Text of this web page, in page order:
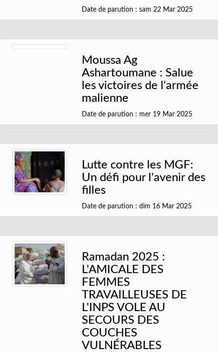
Date de parution : sam 22 Mar 2025
Moussa Ag
Ashartoumane : Salue
les victoires de l'armée
malienne
Date de parution : mer 19 Mar 2025
Lutte contre les MGF:
Un défi pour l'avenir des
filles
Date de parution : dim 16 Mar 2025
Ramadan 2025 :
L'AMICALE DES
FEMMES
TRAVAILLEUSES DE
L'INPS VOLE AU
SECOURS DES
COUCHES
VULNÉRABLES